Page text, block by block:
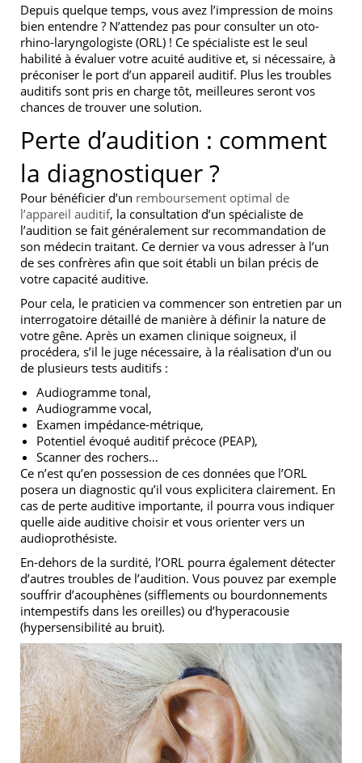
Depuis quelque temps, vous avez l’impression de moins
bien entendre ? N’attendez pas pour consulter un oto-
rhino-laryngologiste (ORL) ! Ce spécialiste est le seul
habilité à évaluer votre acuité auditive et, si nécessaire, à
préconiser le port d’un appareil auditif. Plus les troubles
auditifs sont pris en charge tôt, meilleures seront vos
chances de trouver une solution.
Perte d’audition : comment
la diagnostiquer ?
Pour bénéficier d’un remboursement optimal de
l’appareil auditif, la consultation d’un spécialiste de
l’audition se fait généralement sur recommandation de
son médecin traitant. Ce dernier va vous adresser à l’un
de ses confrères afin que soit établi un bilan précis de
votre capacité auditive.
Pour cela, le praticien va commencer son entretien par un
interrogatoire détaillé de manière à définir la nature de
votre gêne. Après un examen clinique soigneux, il
procédera, s’il le juge nécessaire, à la réalisation d’un ou
de plusieurs tests auditifs :
Audiogramme tonal,
Audiogramme vocal,
Examen impédance-métrique,
Potentiel évoqué auditif précoce (PEAP),
Scanner des rochers…
Ce n’est qu’en possession de ces données que l’ORL
posera un diagnostic qu’il vous explicitera clairement. En
cas de perte auditive importante, il pourra vous indiquer
quelle aide auditive choisir et vous orienter vers un
audioprothésiste.
En-dehors de la surdité, l’ORL pourra également détecter
d’autres troubles de l’audition. Vous pouvez par exemple
souffrir d’acouphènes (sifflements ou bourdonnements
intempestifs dans les oreilles) ou d’hyperacousie
(hypersensibilité au bruit).